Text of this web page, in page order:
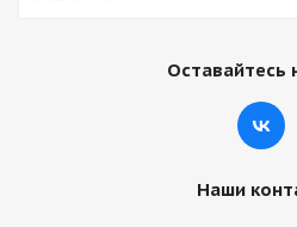
Оставайтесь
Наши